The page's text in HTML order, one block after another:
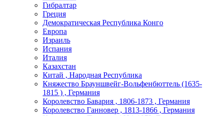
Гибралтар
Греция
Демократическая Республика Конго
Европа
Израиль
Испания
Италия
Казахстан
Китай , Народная Республика
Княжество Брауншвейг-Вольфенбюттель (1635-
1815 ) , Германия
Королевство Бавария , 1806-1873 , Германия
Королевство Ганновер , 1813-1866 , Германия